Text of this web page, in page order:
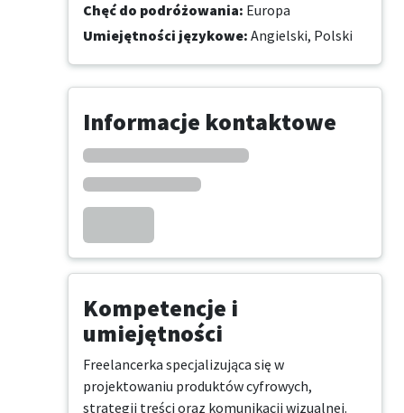
Chęć do podróżowania: Europa
Umiejętności językowe: Angielski, Polski
Informacje kontaktowe
Kompetencje i
umiejętności
Freelancerka specjalizująca się w
projektowaniu produktów cyfrowych,
strategii treści oraz komunikacji wizualnej.